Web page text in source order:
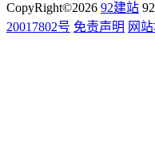
CopyRight©2026 92建站
20017802号 免责声明 网